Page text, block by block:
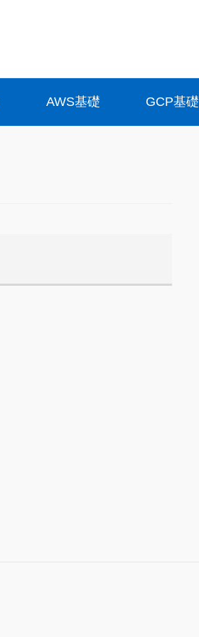
AWS基礎 GCP基礎